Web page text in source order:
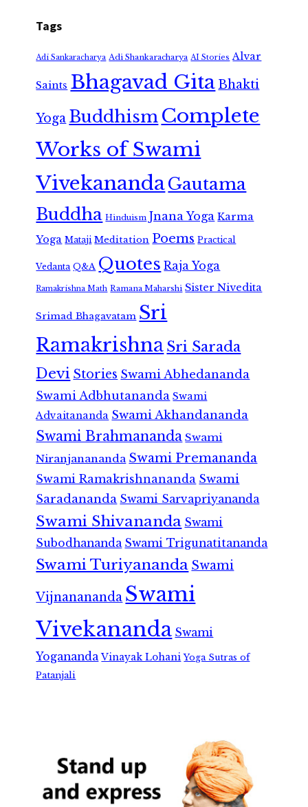
Tags
Adi Sankaracharya Adi Shankaracharya AI Stories Alvar
Saints Bhagavad GitaBhakti
Yoga Buddhism Complete
Works of Swami
VivekanandaGautama
Buddha Hinduism Jnana Yoga Karma
Yoga Mataji Meditation Poems Practical
Vedanta Q&A Quotes Raja Yoga
Ramakrishna Math Ramana Maharshi Sister Nivedita
Srimad Bhagavatam Sri
RamakrishnaSri Sarada
Devi Stories Swami Abhedananda
Swami Adbhutananda Swami
Advaitananda Swami Akhandananda
Swami Brahmananda Swami
Niranjanananda Swami Premananda
Swami Ramakrishnananda Swami
Saradananda Swami Sarvapriyananda
Swami Shivananda Swami
Subodhananda Swami Trigunatitananda
Swami Turiyananda Swami
Vijnanananda Swami
Vivekananda Swami
Yogananda Vinayak Lohani Yoga Sutras of
Patanjali